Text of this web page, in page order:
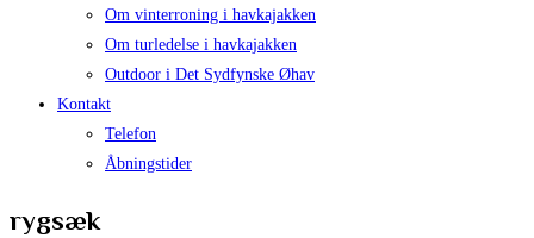
Om vinterroning i havkajakken
Om turledelse i havkajakken
Outdoor i Det Sydfynske Øhav
Kontakt
Telefon
Åbningstider
rygsæk